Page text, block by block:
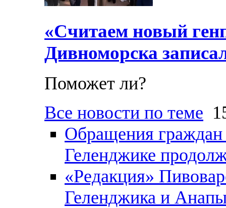
«Считаем новый
Дивноморска
Поможет ли?
Все новости по теме
Обращения граждан
Геленджике
«Редакция»
Геленджика и